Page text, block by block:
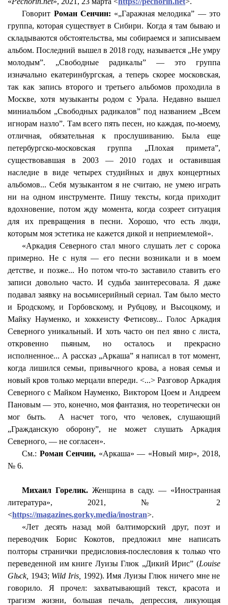
Говорит Роман Сенчин: «„Гаражная мелодика” — это
группа, которая существует в Сибири. Когда я там бываю и
складываются обстоятельства, мы собираемся и записываем
альбом. Последний вышел в 2018 году, называется „Не умру
молодым”. „Свободные радикалы” — это группа
изначально екатеринбургская, а теперь скорее московская,
так как запись второго и третьего альбомов проходила в
Москве, хотя музыканты родом с Урала. Недавно вышел
миниальбом „Свободных радикалов” под названием „Всем
игнорам назло”. Там всего пять песен, но каждая, по-моему,
отличная, обязательная к прослушиванию. Была еще
петербургско-московская группа „Плохая примета”,
существовавшая в 2003 — 2010 годах и оставившая
наследие в виде четырех студийных и двух концертных
альбомов... Себя музыкантом я не считаю, не умею играть
ни на одном инструменте. Пишу тексты, когда приходит
вдохновение, потом жду момента, когда созреет ситуация
для их превращения в песни. Хорошо, что есть люди,
которым моя эстетика не кажется дикой и неприемлемой».
«Аркадия Северного стал много слушать лет с сорока
примерно. Не с нуля — его песни возникали и в моем
детстве, и позже... Но потом что-то заставило ставить его
записи довольно часто. И судьба заинтересовала. Я даже
подавал заявку на восьмисерийный сериал. Там было место
и Бродскому, и Горбовскому, и Рубцову, и Высоцкому, и
Майку Науменко, и хоккеисту Фетисову... Голос Аркадия
Северного уникальный. И хоть часто он пел явно с листа,
откровенно пьяным, но осталось и прекрасно
исполненное... А рассказ „Аркаша” я написал в тот момент,
когда лишился семьи, привычного крова, а новая семья и
новый кров только мерцали впереди. <...> Разговор Аркадия
Северного с Майком Науменко, Виктором Цоем и Андреем
Пановым — это, конечно, моя фантазия, но теоретически он
мог быть.
А насчет того, что человек, слушающий
„Гражданскую оборону”, не может слушать Аркадия
Северного, — не согласен».
См.: РоманСенчин, «Аркаша» — «Новый мир», 2018,
№ 6.
Михаил Горелик. Женщина в саду. — «Иностранная
литература», 2021, № 2
<https://magazines.gorky.media/inostran>.
«Лет десять назад мойбалтиморский друг, поэт и
переводчик БорисКокотов, предложил мне написать
полторы странички предисловия-послесловия к только что
переведенной им книге Луизы Глюк „Дикий Ирис” (Louise
Glьck, 1943; Wild Iris, 1992). Имя Луизы Глюк ничего мне не
говорило. Я прочел: захватывающий текст, красота и
трагизм жизни, большая печаль, депрессия, ликующая